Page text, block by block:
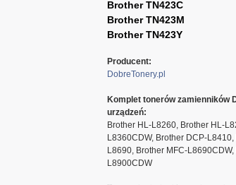
Brother TN423C
Brother TN423M
Brother TN423Y
Producent:
DobreTonery.pl
Komplet tonerów zamienników
urządzeń:
Brother HL-L8260, Brother HL-
L8360CDW, Brother DCP-
L8690, Brother MFC-
L8900CDW